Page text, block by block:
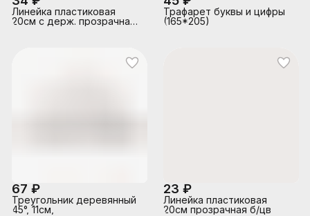
Линейка пластиковая
20см с держ. прозрачная
Трафарет буквы и цифры
(165*205)
67 ₽
Треугольник деревянный
45°, 11см,
23 ₽
Линейка пластиковая
20см прозрачная б/цв